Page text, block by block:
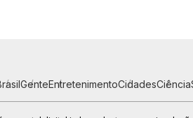
GenteEntretenimentoCidadesCiência